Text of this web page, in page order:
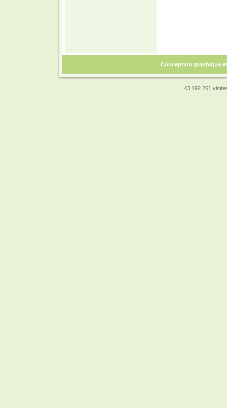
Conception graphique
43 192 261